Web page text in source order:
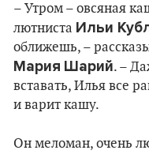
– Утром – овсяная
лютниста Ильи
оближешь, –
Мария Шарий. –
вставать, Илья все
и варит кашу.
Он меломан, очень